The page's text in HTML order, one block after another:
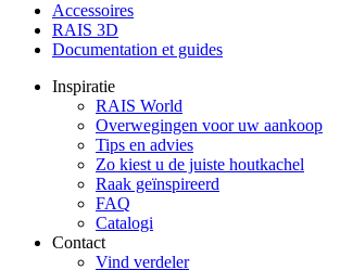
Accessoires
RAIS 3D
Documentation et guides
Inspiratie
RAIS World
Overwegingen voor uw aankoop
Tips en advies
Zo kiest u de juiste houtkachel
Raak geïnspireerd
FAQ
Catalogi
Contact
Vind verdeler